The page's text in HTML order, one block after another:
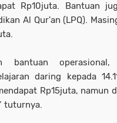
Rp10juta. Bantuan
Al Qur'an (LPQ).
bantuan
daring kepada
Rp15juta, namun
tuturnya.